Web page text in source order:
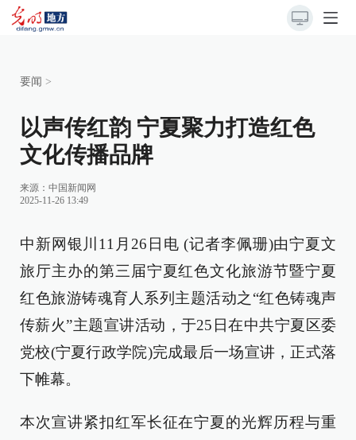
要闻 >
以声传红韵 宁夏聚力打造红色
文化传播品牌
来源： 中国新闻网
2025-11-26 13:49
中新网银川11月26日电 (记者李佩珊)由宁夏文
旅厅主办的第三届宁夏红色文化旅游节暨宁夏
红色旅游铸魂育人系列主题活动之“红色铸魂声
传薪火”主题宣讲活动，于25日在中共宁夏区委
党校(宁夏行政学院)完成最后一场宣讲，正式落
下帷幕。
本次宣讲紧扣红军长征在宁夏的光辉历程与重